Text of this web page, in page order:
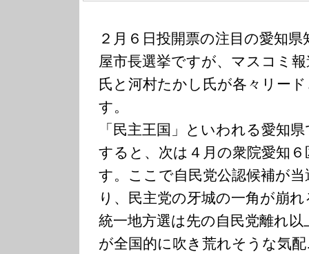
２月６日投開票の注目の愛知
屋市長選挙ですが、マスコミ
氏と河村たかし氏が各々リー
す。
「民主王国」といわれる愛知
すると、次は４月の衆院愛知
す。ここで自民党公認候補が
り、民主党の牙城の一角が崩
統一地方選は先の自民党離れ
が全国的に吹き荒れそうな気